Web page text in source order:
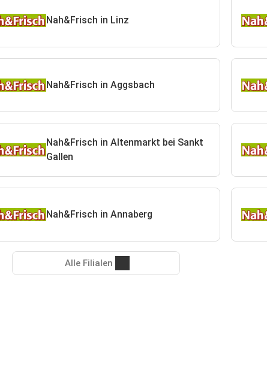
Nah&Frisch in Linz
Nah&Frisch in Aggsbach
Nah&Frisch in Altenmarkt bei Sankt
Gallen
Nah&Frisch in Annaberg
Alle Filialen